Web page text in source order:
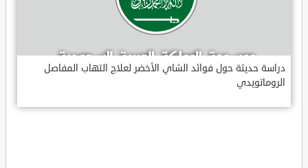
دراسة حديثة حول فوائد الشاي الأخضر لعلاج التهاب المفاصل
الروماتويدي